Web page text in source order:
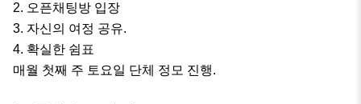
2. 오픈채팅방 입장
3. 자신의 여정 공유.
4. 확실한 쉼표
매월 첫째 주 토요일 단체 정모 진행.